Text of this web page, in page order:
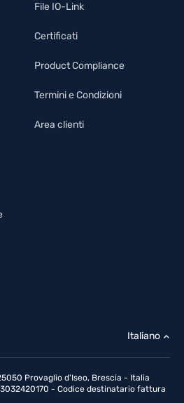
File IO-Link
Certificati
Product Compliance
Termini e Condizioni
Area clienti
Provaglio d'Iseo, Brescia - Italia
- Codice destinatario fattura
Italiano